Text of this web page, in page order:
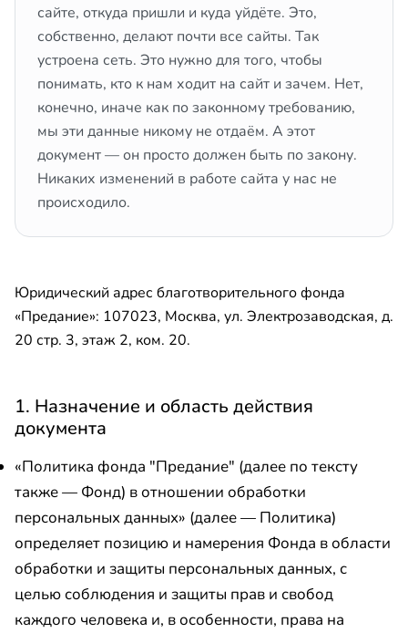
сайте, откуда пришли и куда уйдёте. Это,
собственно, делают почти все сайты. Так
устроена сеть. Это нужно для того, чтобы
понимать, кто к нам ходит на сайт и зачем. Нет,
конечно, иначе как по законному требованию,
мы эти данные никому не отдаём. А этот
документ — он просто должен быть по закону.
Никаких изменений в работе сайта у нас не
происходило.
Юридический адрес благотворительного фонда
«Предание»: 107023, Москва, ул. Электрозаводская, д.
20 стр. 3, этаж 2, ком. 20.
1. Назначение и область действия
документа
«Политика фонда "Предание" (далее по тексту
также — Фонд) в отношении обработки
персональных данных» (далее — Политика)
определяет позицию и намерения Фонда в области
обработки и защиты персональных данных, с
целью соблюдения и защиты прав и свобод
каждого человека и, в особенности, права на